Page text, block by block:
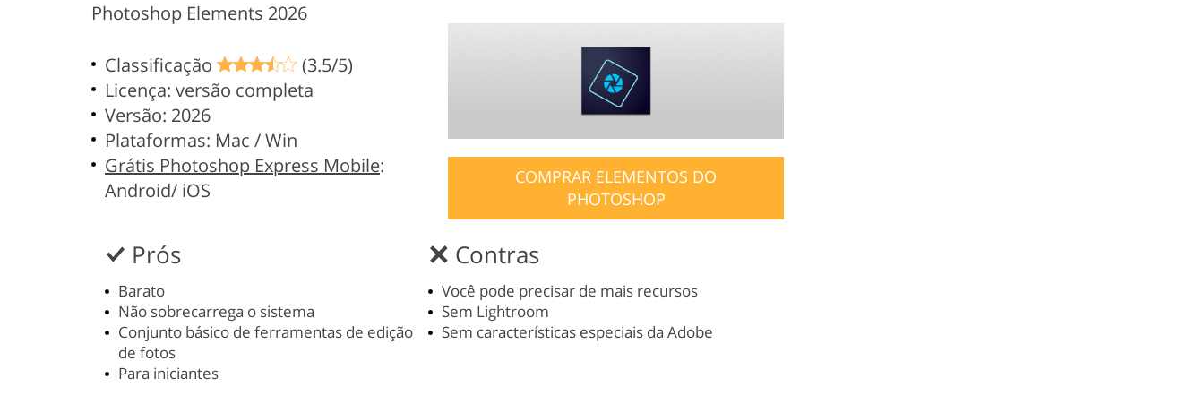
Photoshop Elements 2026
Classificação
(3.5/5)
Licença: versão completa
Versão: 2026
Plataformas: Mac / Win
Grátis Photoshop Express Mobile:
Android/ iOS
COMPRAR ELEMENTOS DO
PHOTOSHOP
Prós
Barato
Não sobrecarrega o sistema
Conjunto básico de ferramentas de edição
de fotos
Para iniciantes
Contras
Você pode precisar de mais recursos
Sem Lightroom
Sem características especiais da Adobe